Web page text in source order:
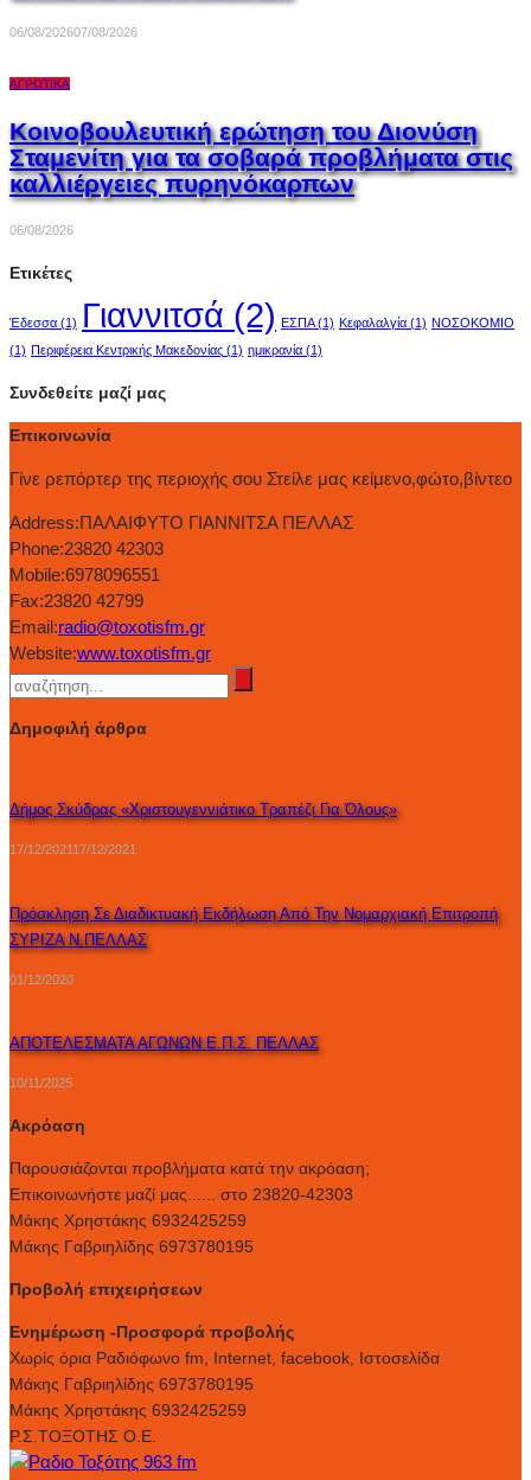
06/08/202607/08/2026
ΑΓΡΟΤΙΚΆ
Κοινοβουλευτική ερώτηση του Διονύση
Σταμενίτη για τα σοβαρά προβλήματα στις
καλλιέργειες πυρηνόκαρπων
06/08/2026
Ετικέτες
Έδεσσα (1) Γιαννιτσά (2) ΕΣΠΑ(1) Κεφαλαλγία (1) ΝΟΣΟΚΟΜΙΟ
(1) Περιφέρεια Κεντρικής Μακεδονίας (1) ημικρανία (1)
Συνδεθείτε μαζί μας
Επικοινωνία
Γίνε ρεπόρτερ της περιοχής σου Στείλε μας κείμενο,φώτο,βίντεο
Address:ΠΑΛΑΙΦΥΤΟ ΓΙΑΝΝΙΤΣΑ ΠΕΛΛΑΣ
Phone:23820 42303
Mobile:6978096551
Fax:23820 42799
Email:radio@toxotisfm.gr
Website:www.toxotisfm.gr
Δημοφιλή άρθρα
Δήμος Σκύδρας «Χριστουγεννιάτικο Τραπέζι Για Όλους»
17/12/202117/12/2021
Πρόσκληση Σε Διαδικτυακή Εκδήλωση Από Την Νομαρχιακή Επιτροπή
ΣΥΡΙΖΑ Ν.ΠΕΛΛΑΣ
01/12/2020
ΑΠΟΤΕΛΕΣΜΑΤΑ ΑΓΩΝΩΝ Ε.Π.Σ. ΠΕΛΛΑΣ
10/11/2025
Ακρόαση
Παρουσιάζονται προβλήματα κατά την ακρόαση;
Επικοινωνήστε μαζί μας...... στο 23820-42303
Μάκης Χρηστάκης 6932425259
Μάκης Γαβριηλίδης 6973780195
Προβολή επιχειρήσεων
Ενημέρωση -Προσφορά προβολής
Xωρίς όρια Ραδιόφωνο fm, Internet, facebook, Ιστοσελίδα
Μάκης Γαβριηλίδης 6973780195
Μάκης Χρηστάκης 6932425259
Ρ.Σ.ΤΟΞΟΤΗΣ Ο.Ε.